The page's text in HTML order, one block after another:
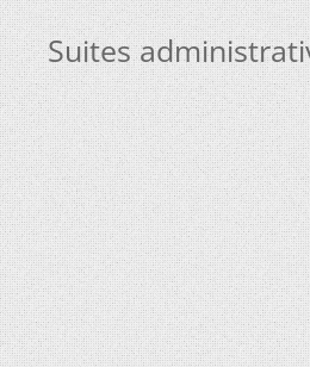
Suites